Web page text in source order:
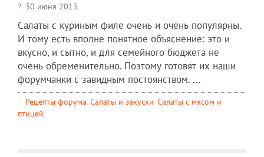
30 июня 2013
Салаты с куриным филе очень и очень популярны.
И тому есть вполне понятное объяснение: это и
вкусно, и сытно, и для семейного бюджета не
очень обременительно. Поэтому готовят их наши
форумчанки с завидным постоянством. ...
Рецепты форума, Салаты и закуски, Салаты с мясом и
птицей